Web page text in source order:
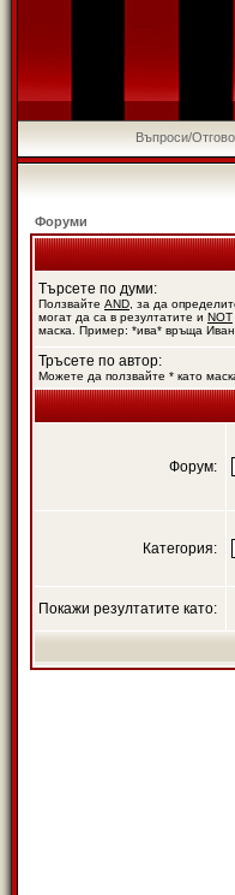
Въпроси/
Форуми
Търсете по думи:
Ползвайте AND , за да
могат да са в резултатите и NOT
маска. Пример: *ива* връща
Тръсете по автор:
Можете да ползвайте * като
Форум:
Категория:
Покажи резултатите като: